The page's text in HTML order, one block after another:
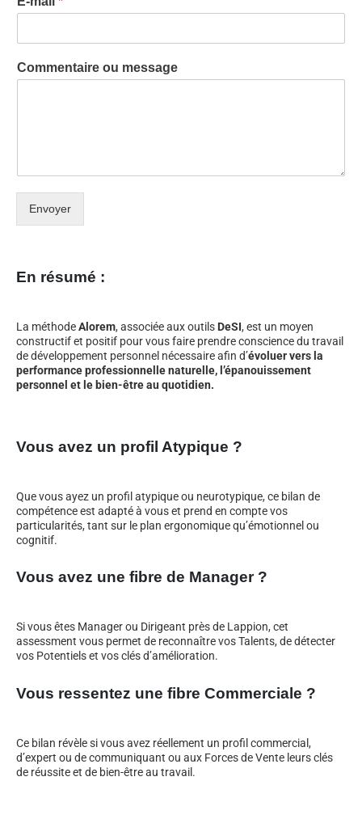
Commentaire ou message
Envoyer
En résumé :
La méthodeAlorem, associée aux outils DeSI, est un moyen
constructif et positif pour vous faire prendre conscience du travail
de développement personnel nécessaire afin d’évoluer vers la
performance professionnelle naturelle, l’épanouissement
personnel et le bien-être au quotidien.
Vous avez un profil Atypique ?
Que vous ayez un profil atypique ou neurotypique, ce bilan de
compétence est adapté à vous et prend en compte vos
particularités, tant sur le plan ergonomique qu’émotionnel ou
cognitif.
Vous avez une fibre de Manager ?
Si vous êtes Manager ou Dirigeant près de Lappion, cet
assessment vous permet de reconnaître vos Talents, de détecter
vos Potentiels et vos clés d’amélioration.
Vous ressentez une fibre Commerciale ?
Ce bilan révèle si vous avez réellement un profil commercial,
d’expert ou de communiquant ou aux Forces de Vente leurs clés
de réussite et de bien-être au travail.